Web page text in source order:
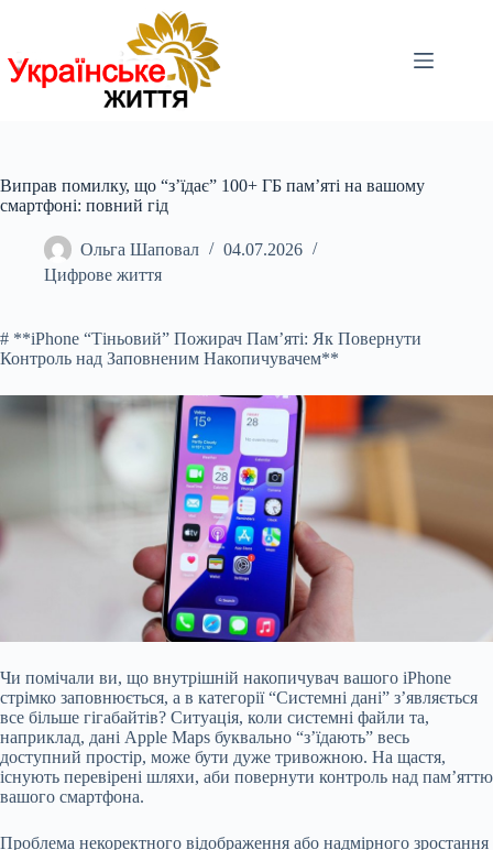
Виправ помилку, що “з’їдає” 100+ ГБ пам’яті на вашому
смартфоні: повний гід
Ольга Шаповал
04.07.2026
Цифрове життя
# **iPhone “Тіньовий” Пожирач Пам’яті: Як Повернути
Контроль над Заповненим Накопичувачем**
Чи помічали ви, що внутрішній накопичувач вашого iPhone
стрімко заповнюється, а в категорії “Системні дані” з’являється
все більше гігабайтів? Ситуація, коли системні файли та,
наприклад, дані Apple Maps буквально “з’їдають” весь
доступний простір, може бути дуже тривожною. На щастя,
існують перевірені шляхи, аби повернути контроль над пам’яттю
вашого смартфона.
Проблема некоректного відображення або надмірного зростання